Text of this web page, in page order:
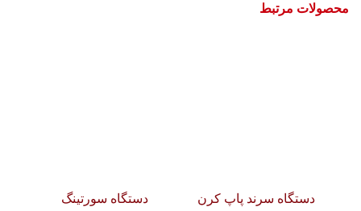
محصولات مرتبط
دستگاه سرند پاپ کرن
دستگاه سورتینگ